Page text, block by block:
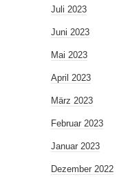
Juli 2023
Juni 2023
Mai 2023
April 2023
März 2023
Februar 2023
Januar 2023
Dezember 2022